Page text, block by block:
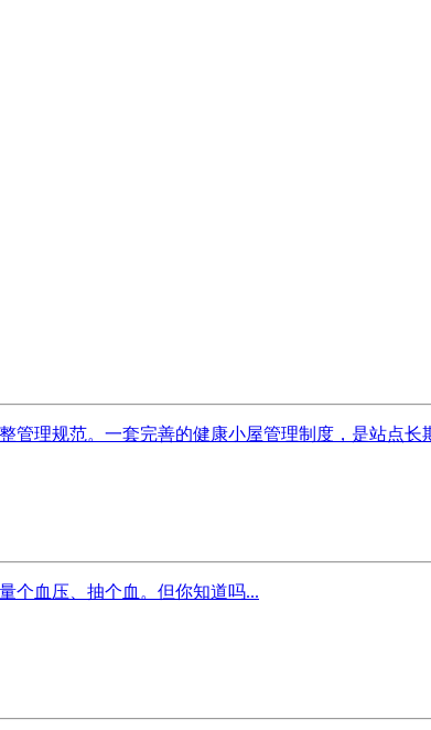
管理规范。一套完善的健康小屋管理制度，是站点长
个血压、抽个血。但你知道吗...